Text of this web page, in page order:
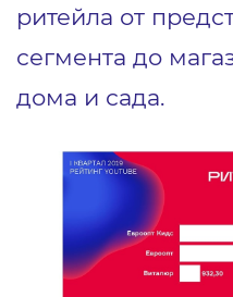
ритейла от
сегмента до
дома и сада.